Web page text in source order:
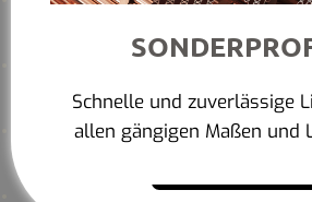
Schnelle und zuverlässige
allen gängigen Maßen und